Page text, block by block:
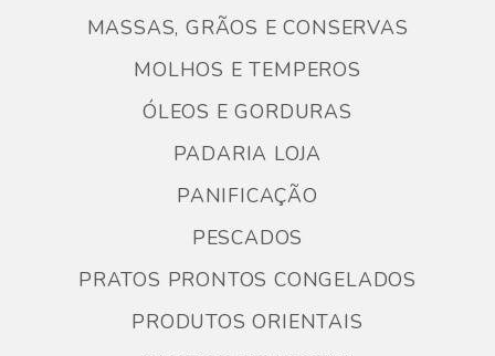
MASSAS, GRÃOS E CONSERVAS
MOLHOS E TEMPEROS
ÓLEOS E GORDURAS
PADARIA LOJA
PANIFICAÇÃO
PESCADOS
PRATOS PRONTOS CONGELADOS
PRODUTOS ORIENTAIS